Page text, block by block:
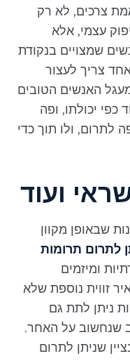
צרכים, לא רק
עצמי, אלא
שמצויים בנקודת
צריך לעצור
האנשים הטובים
יכולתו, ופה
ולו תוך כדי
ועוד
שבאופן מקוון
לתרום תרומות
ומיזמים
זווית נוספת שלא
ניתן לתת גם
שנחשוב על האחר.
שניתן לתרום